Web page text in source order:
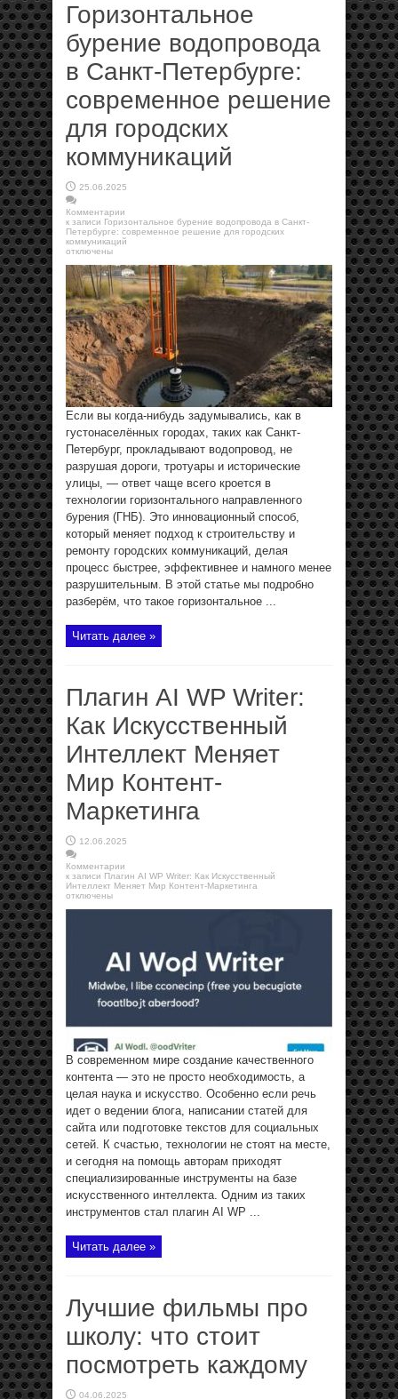
Горизонтальное
бурение водопровода
в Санкт-Петербурге:
современное решение
для городских
коммуникаций
25.06.2025
Комментарии
к записи Горизонтальное бурение водопровода в Санкт-
Петербурге: современное решение для городских
коммуникаций
отключены
Если вы когда-нибудь задумывались, как в
густонаселённых городах, таких как Санкт-
Петербург, прокладывают водопровод, не
разрушая дороги, тротуары и исторические
улицы, — ответ чаще всего кроется в
технологии горизонтального направленного
бурения (ГНБ). Это инновационный способ,
который меняет подход к строительству и
ремонту городских коммуникаций, делая
процесс быстрее, эффективнее и намного менее
разрушительным. В этой статье мы подробно
разберём, что такое горизонтальное ...
Читать далее »
Плагин AI WP Writer:
Как Искусственный
Интеллект Меняет
Мир Контент-
Маркетинга
12.06.2025
Комментарии
к записи Плагин AI WP Writer: Как Искусственный
Интеллект Меняет Мир Контент-Маркетинга
отключены
В современном мире создание качественного
контента — это не просто необходимость, а
целая наука и искусство. Особенно если речь
идет о ведении блога, написании статей для
сайта или подготовке текстов для социальных
сетей. К счастью, технологии не стоят на месте,
и сегодня на помощь авторам приходят
специализированные инструменты на базе
искусственного интеллекта. Одним из таких
инструментов стал плагин AI WP ...
Читать далее »
Лучшие фильмы про
школу: что стоит
посмотреть каждому
04.06.2025